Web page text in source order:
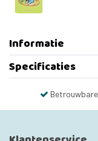
Informatie
Specificaties